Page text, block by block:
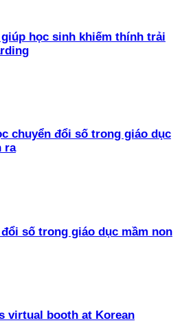
học sinh khiếm thính trải
chuyển đổi số trong giáo dục
ra
số trong giáo dục mầm non
virtual booth at Korean